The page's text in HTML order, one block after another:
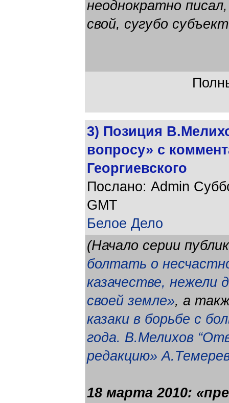
неоднократно
свой, сугубо
3) Позиция
вопросу» с
Георгиевского
Послано: Admin
GMT
Белое Дело
(Начало серии
болтать о
казачестве, нежели
своей земле», а
казаки в борьбе с
года. В.Мелихов
редакцию»
18 марта 2010: